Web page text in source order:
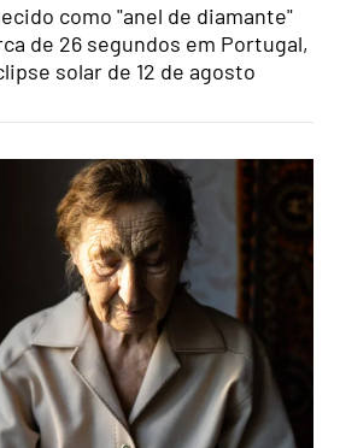
como "anel de diamante"
de 26 segundos em Portugal,
solar de 12 de agosto